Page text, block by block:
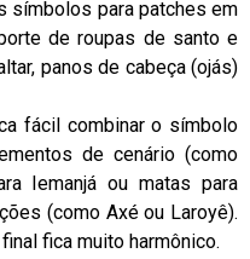
símbolos para patches em
de roupas de santo e
panos de cabeça (ojás)
fácil combinar o símbolo
de cenário (como
Iemanjá ou matas para
(como Axé ou Laroyê).
fica muito harmônico.